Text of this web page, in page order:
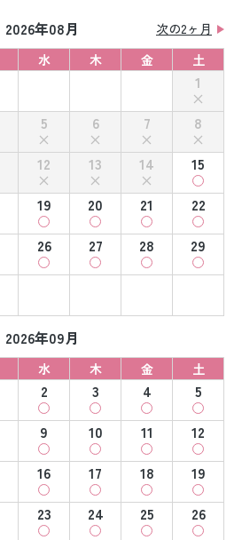
2026年08月
次の2ヶ月
水 木 金 土
1
5 6 7
8
12 13 14
15
19 20 21
22
26 27 28
29
2026年09月
水 木 金 土
2 3 4
5
9 10 11
12
16 17 18
19
23 24 25
26